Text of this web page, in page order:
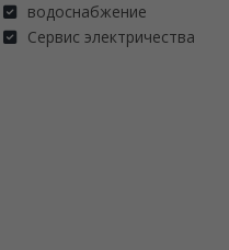
водоснабжение
Сервис электричества